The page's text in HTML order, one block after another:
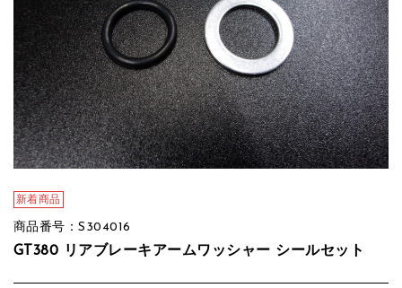
新着商品
商品番号：S304016
GT380 リアブレーキアームワッシャー シールセット